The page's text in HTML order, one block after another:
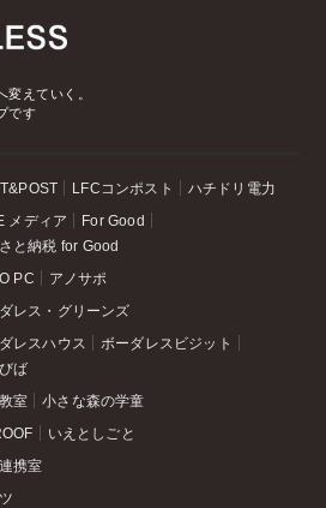
変えていく。
です
LFCコンポスト ハチドリ電力
メディア
For Good
と納税 for Good
PC アノサポ
レス・グリーンズ
レスハウス
ボーダレスビジット
ば
室 小さな森の学童
いえとしごと
携室